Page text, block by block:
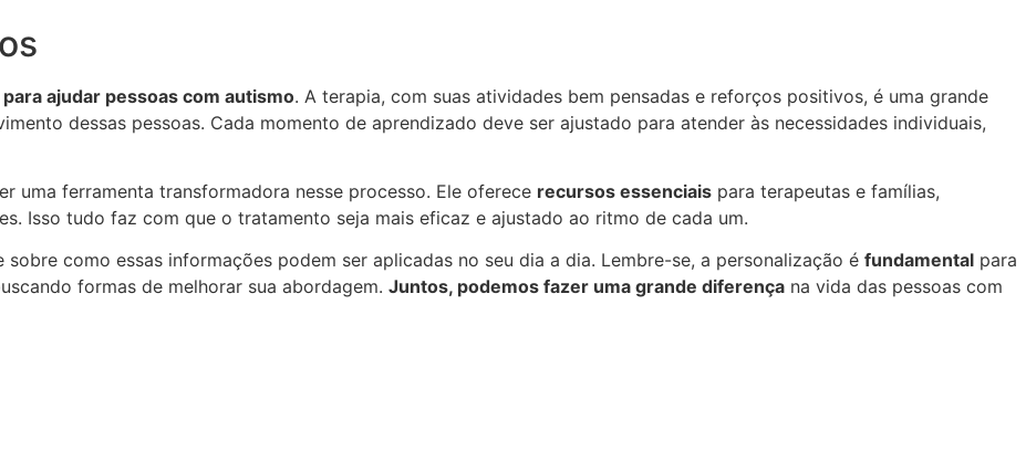
ajudar pessoas com autismo. A terapia, com suas atividades bem pensadas e reforços positivos, é uma grande
dessas pessoas. Cada momento de aprendizado deve ser ajustado para atender às necessidades individuais,
uma ferramenta transformadora nesse processo. Ele oferece recursos essenciais para terapeutas e famílias,
Isso tudo faz com que o tratamento seja mais eficaz e ajustado ao ritmo de cada um.
como essas informações podem ser aplicadas no seu dia a dia. Lembre-se, a personalização é fundamental para
formas de melhorar sua abordagem. Juntos, podemos fazer uma grande diferença na vida das pessoas com